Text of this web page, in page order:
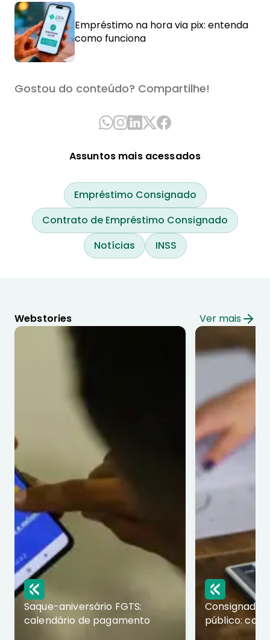
Empréstimo na hora via pix: entenda
como funciona
Gostou do conteúdo? Compartilhe!
Assuntos mais acessados
Empréstimo Consignado
Contrato de Empréstimo Consignado
Notícias
INSS
Webstories Ver mais
Saque-aniversário FGTS:
calendário de pagamento
Consignado
público: